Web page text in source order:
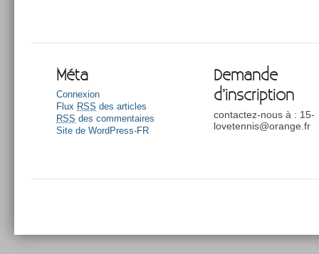
Méta
Connexion
Flux RSS des articles
RSS des commentaires
Site de WordPress-FR
Demande
d’inscription
contactez-nous à : 15-
lovetennis@orange.fr